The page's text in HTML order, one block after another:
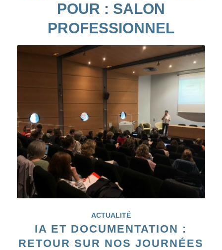
POUR : SALON
PROFESSIONNEL
ACTUALITÉ
IA ET DOCUMENTATION :
RETOUR SUR NOS JOURNÉES